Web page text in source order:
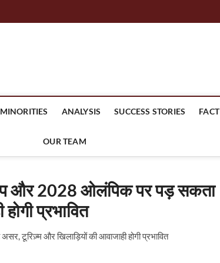
MINORITIES ANALYSIS SUCCESS STORIES
OUR TEAM
और 2028 ओलंपिक पर पड़ सकता
प्रभावित